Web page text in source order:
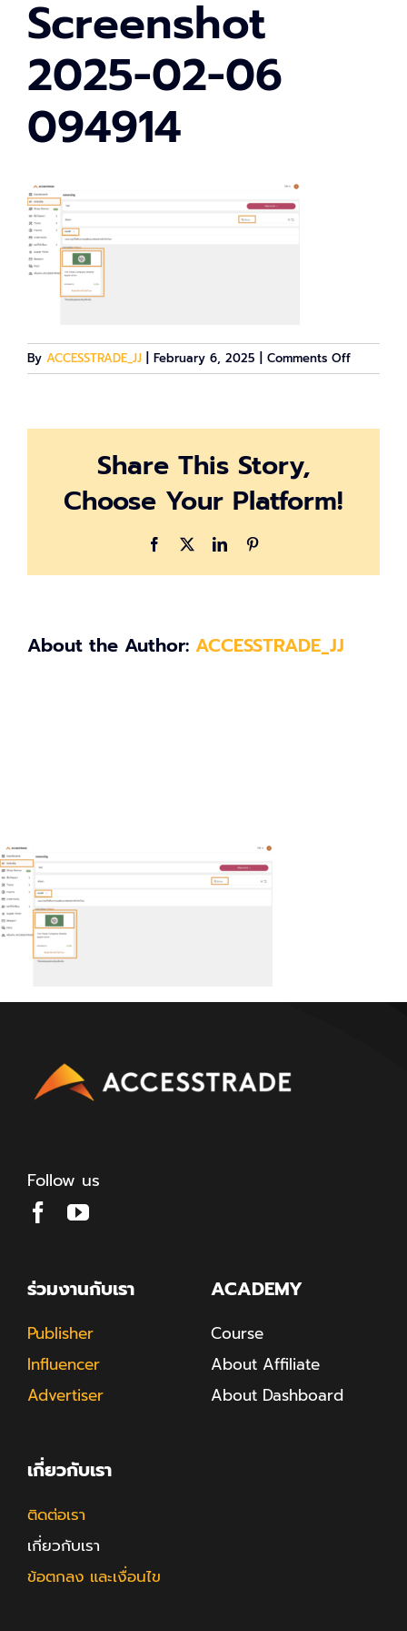
Screenshot
2025-02-06
094914
By ACCESSTRADE_JJ February 6, 2025 Comments Offon
Share This Story,
Choose Your Platform!
Facebook LinkedIn
About the Author: ACCESSTRADE_JJ
Follow us
ร่วมงานกับเรา
Publisher
Influencer
Advertiser
ACADEMY
Course
About Affiliate
About Dashboard
เกี่ยวกับเรา
ติดต่อเรา
เกี่ยวกับเรา
ข้อตกลง และเงื่อนไข